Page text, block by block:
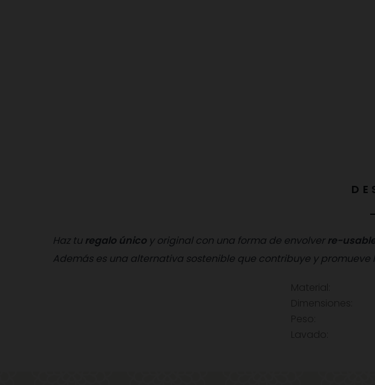
Haz turegalo únicoy original con una forma de envolver re-
Además es una alternativa sostenible que contribuye y promueve